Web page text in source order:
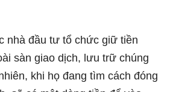
nhà đầu tư tổ chức giữ tiền
sàn giao dịch, lưu trữ chúng
khi họ đang tìm cách đóng